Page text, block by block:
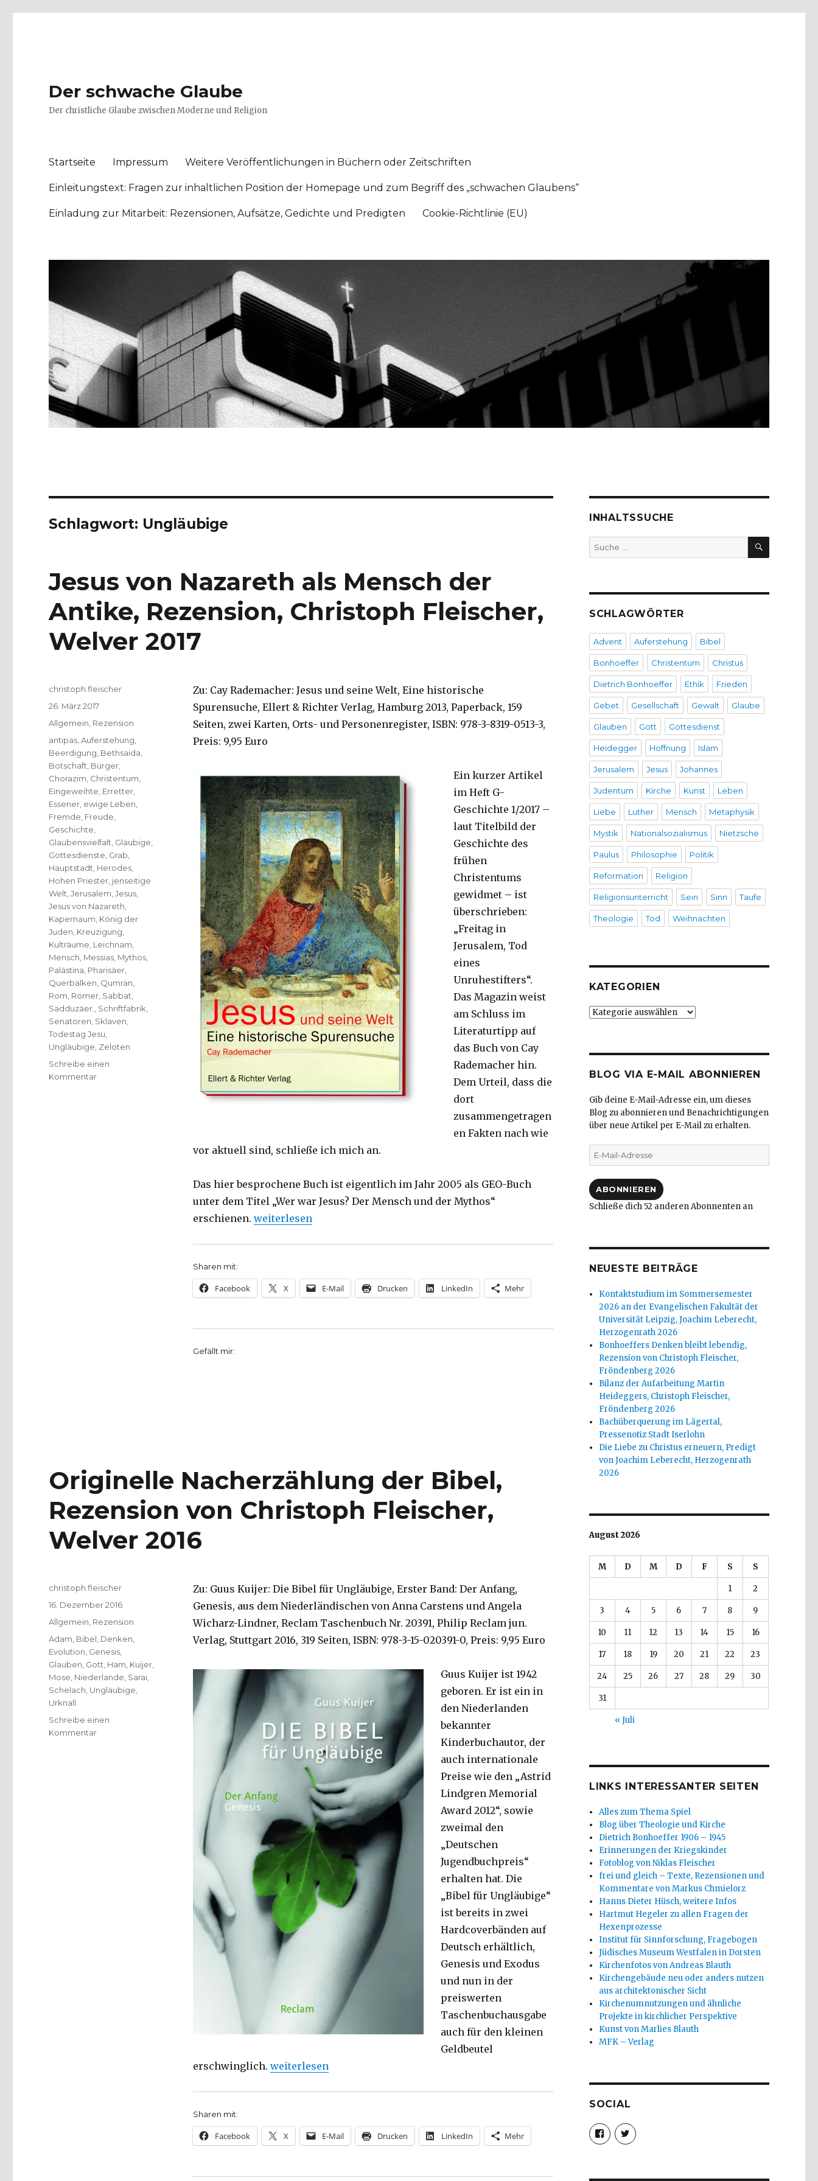
Der schwache Glaube
Der christliche Glaube zwischen Moderne und Religion
Startseite Impressum Weitere Veröffentlichungen in Büchern oder Zeitschriften
Einleitungstext: Fragen zur inhaltlichen Position der Homepage und zum Begriff des „schwachen Glaubens“
Einladung zur Mitarbeit: Rezensionen, Aufsätze, Gedichte und Predigten Cookie-Richtlinie (EU)
Schlagwort: Ungläubige
Jesus von Nazareth als Mensch der
Antike, Rezension, Christoph Fleischer,
Welver 2017
Zu: Cay Rademacher: Jesus und seine Welt, Eine historische
Spurensuche, Ellert & Richter Verlag, Hamburg 2013, Paperback, 159
Seiten, zwei Karten, Orts- und Personenregister, ISBN: 978-3-8319-0513-3,
Preis: 9,95 Euro
Ein kurzer Artikel
im Heft G-
Geschichte 1/2017 –
laut Titelbild der
Geschichte des
frühen
Christentums
gewidmet – ist
überschrieben:
„Freitag in
Jerusalem, Tod
eines
Unruhestifters“.
Das Magazin weist
am Schluss im
Literaturtipp auf
das Buch von Cay
Rademacher hin.
Dem Urteil, dass die
dort
zusammengetragen
en Fakten nach wie
vor aktuell sind, schließe ich mich an.
Das hier besprochene Buch ist eigentlich im Jahr 2005 als GEO-Buch
unter dem Titel „Wer war Jesus? Der Mensch und der Mythos“
erschienen. „Jesus von Nazareth als Mensch der Antike, Rezension, Christoph Fleischer, Welver 2017“
weiterlesen
Sharen mit:
Facebook X E-Mail Drucken LinkedIn Mehr
Gefällt mir:
Autor
christoph.fleischer
Veröffentlicht
am
26. März 2017
Kategorien
Allgemein Rezension
Schlagwörter
antipas ,Auferstehung
Beerdigung Bethsaida
Botschaft Bürger
Chorazim Christentum
Eingeweihte Erretter
Essener ewige Leben
Fremde Freude
Geschichte
Glaubensvielfalt Gläubige
Gottesdienste Grab
Hauptstadt Herodes
Hohen Priester jenseitige
Welt ,Jerusalem ,Jesus
Jesus von Nazareth
Kapernaum König der
Juden Kreuzigung
Kulträume Leichnam
Mensch Messias Mythos
Palästina Pharisäer
Querbalken Qumran
Rom Römer Sabbat
Sadduzäer.
Schriftfabrik
Senatoren Sklaven
Todestag Jesu
Ungläubige Zeloten
Schreibe einen
Kommentarzu
Originelle Nacherzählung der Bibel,
Rezension von Christoph Fleischer,
Welver 2016
Zu: Guus Kuijer: Die Bibel für Ungläubige, Erster Band: Der Anfang,
Genesis, aus dem Niederländischen von Anna Carstens und Angela
Wicharz-Lindner, Reclam Taschenbuch Nr. 20391, Philip Reclam jun.
Verlag, Stuttgart 2016, 319 Seiten, ISBN: 978-3-15-020391-0, Preis: 9,95 Euro
Guus Kuijer ist 1942
geboren. Er ist ein in
den Niederlanden
bekannter
Kinderbuchautor, der
auch internationale
Preise wie den „Astrid
Lindgren Memorial
Award 2012“, sowie
zweimal den
„Deutschen
Jugendbuchpreis“
erhalten hat. Die
„Bibel für Ungläubige“
ist bereits in zwei
Hardcoverbänden auf
Deutsch erhältlich,
Genesis und Exodus
und nun in der
preiswerten
Taschenbuchausgabe
auch für den kleinen
Geldbeutel
erschwinglich. „Originelle Nacherzählung der Bibel, Rezension von Christoph Fleischer, Welver 2016“
weiterlesen
Sharen mit:
Facebook X E-Mail Drucken LinkedIn Mehr
Autor
christoph.fleischer
Veröffentlicht
am
16. Dezember 2016
Kategorien
Allgemein Rezension
Schlagwörter
Adam Bibel Denken
Evolution Genesis
Glauben Gott Ham Kuijer
Mose Niederlande Sarai
Schelach Ungläubige
Urknall
Schreibe einen
Kommentarzu
INHALTSSUCHE
Suche
nach:
SUCHEN
SCHLAGWÖRTER
Advent Auferstehung Bibel
Bonhoeffer Christentum Christus
Dietrich Bonhoeffer Ethik Frieden
Gebet Gesellschaft Gewalt Glaube
Glauben Gott Gottesdienst
Heidegger Hoffnung Islam
Jerusalem Jesus Johannes
Judentum Kirche Kunst Leben
Liebe Luther Mensch Metaphysik
Mystik Nationalsozialismus Nietzsche
Paulus Philosophie Politik
Reformation Religion
Religionsunterricht Sein Sinn Taufe
Theologie Tod Weihnachten
KATEGORIEN
Kategorien
BLOG VIA E-MAIL ABONNIEREN
Gib deine E-Mail-Adresse ein, um dieses
Blog zu abonnieren und Benachrichtigungen
über neue Artikel per E-Mail zu erhalten.
E-
Mail-
ABONNIEREN
Schließe dich 52 anderen Abonnenten an
NEUESTE BEITRÄGE
Kontaktstudium im Sommersemester
2026 an der Evangelischen Fakultät der
Universität Leipzig, Joachim Leberecht,
Herzogenrath 2026
Bonhoeffers Denken bleibt lebendig,
Rezension von Christoph Fleischer,
Fröndenberg 2026
Bilanz der Aufarbeitung Martin
Heideggers, Christoph Fleischer,
Fröndenberg 2026
Bachüberquerung im Lägertal,
Pressenotiz Stadt Iserlohn
Die Liebe zu Christus erneuern, Predigt
von Joachim Leberecht, Herzogenrath
2026
August 2026
M D M D F S S
1 2
3 4 5 6 7 8 9
10 11 12 13 14 15 16
17 18 19 20 21 22 23
24 25 26 27 28 29 30
31
« Juli
LINKS INTERESSANTER SEITEN
Alles zum Thema Spiel
Blog über Theologie und Kirche
Dietrich Bonhoeffer 1906 – 1945
Erinnerungen der Kriegskinder
Fotoblog von Niklas Fleischer
frei und gleich – Texte, Rezensionen und
Kommentare von Markus Chmielorz
Hanns Dieter Hüsch, weitere Infos
Hartmut Hegeler zu allen Fragen der
Hexenprozesse
Institut für Sinnforschung, Fragebogen
Jüdisches Museum Westfalen in Dorsten
Kirchenfotos von Andreas Blauth
Kirchengebäude neu oder anders nutzen
aus architektonischer Sicht
Kirchenumnutzungen und ähnliche
Projekte in kirchlicher Perspektive
Kunst von Marlies Blauth
MFK – Verlag
SOCIAL
Profil
von
christoph.fleischer1
anzeigen
Profil
von
anzeigen